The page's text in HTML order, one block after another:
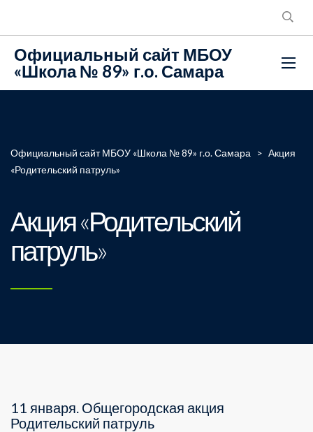
Официальный сайт МБОУ
«Школа № 89» г.о. Самара
Официальный сайт МБОУ «Школа № 89» г.о. Самара > Акция
«Родительский патруль»
Акция «Родительский
патруль»
11 января. Общегородская акция
Родительский патруль